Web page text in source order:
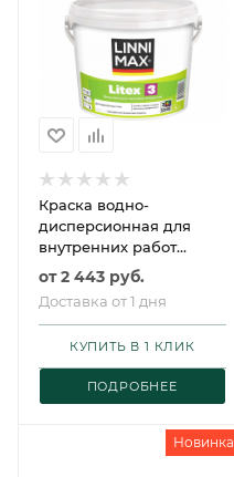
Краска водно-
дисперсионная для
внутренних работ
LINNIMAX Litex 3 /
ЛИННИМАКС Литекс 3
от2 443 руб.
Доставка от 1 дня
ПОДРОБНЕЕ
КУПИТЬ В 1 КЛИК
Новинка